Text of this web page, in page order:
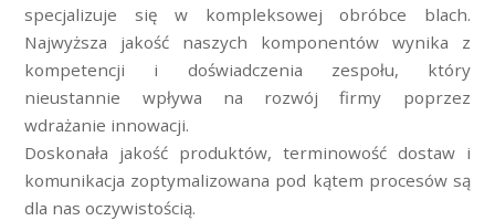
specjalizuje się w kompleksowej obróbce blach.
Najwyższa jakość naszych komponentów wynika z
kompetencji i doświadczenia zespołu, który
nieustannie wpływa na rozwój firmy poprzez
wdrażanie innowacji.
Doskonała jakość produktów, terminowość dostaw i
komunikacja zoptymalizowana pod kątem procesów są
dla nas oczywistością.